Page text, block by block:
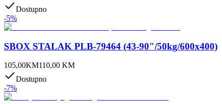
Dostupno
-5%
SBOX STALAK PLB-79464 (43-90"/50kg/600x400)
105,00KM110,00 KM
Dostupno
-7%